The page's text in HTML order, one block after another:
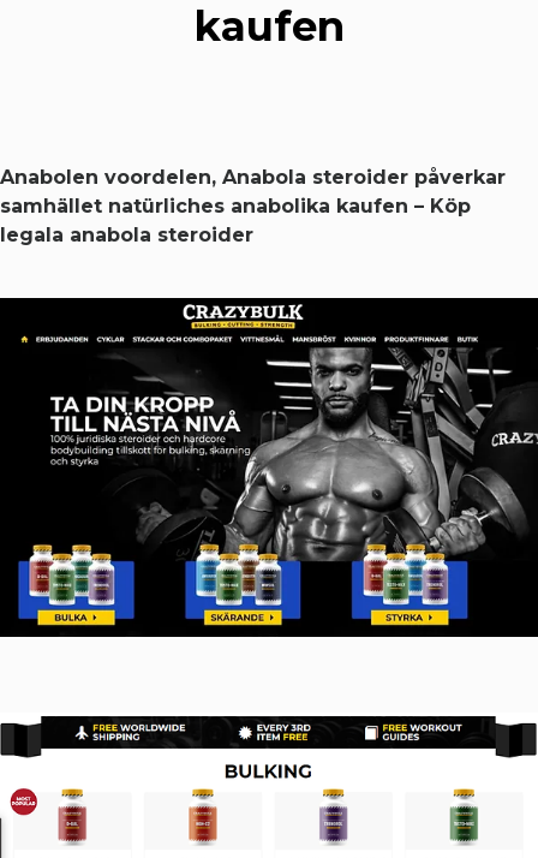
kaufen
Anabolen voordelen, Anabola steroider påverkar
samhället natürliches anabolika kaufen – Köp
legala anabola steroider